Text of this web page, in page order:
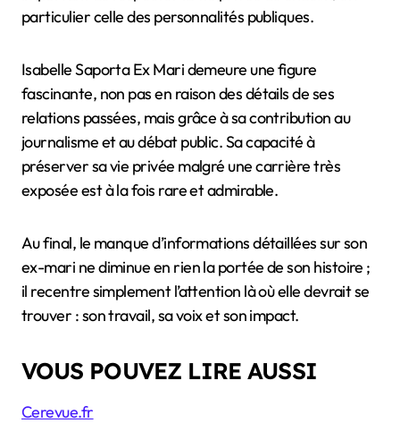
particulier celle des personnalités publiques.
Isabelle Saporta Ex Mari demeure une figure
fascinante, non pas en raison des détails de ses
relations passées, mais grâce à sa contribution au
journalisme et au débat public. Sa capacité à
préserver sa vie privée malgré une carrière très
exposée est à la fois rare et admirable.
Au final, le manque d’informations détaillées sur son
ex-mari ne diminue en rien la portée de son histoire ;
il recentre simplement l’attention là où elle devrait se
trouver : son travail, sa voix et son impact.
VOUS POUVEZ LIRE AUSSI
Cerevue.fr